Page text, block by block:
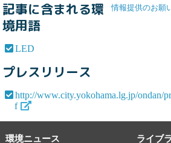
情報提供のお願
記事に含まれる環
境用語
LED
プレスリリース
http://www.city.yokohama.lg.jp/ondan/
f
環境ニュース ライブ